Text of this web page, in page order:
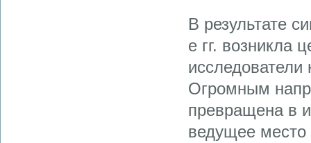
В результате
е гг. возникла
Огромным
превращена в
ведущее место